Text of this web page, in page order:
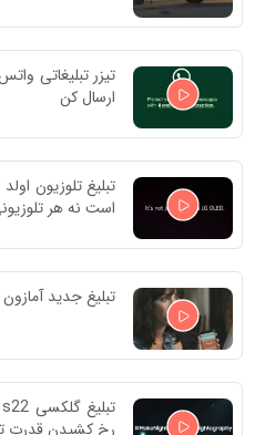
تیزر تبلیغاتی
ارسال کن
تبلیغ تلوزیون
است نه هر
تبلیغ جدید
رخ کشیدن قدرت